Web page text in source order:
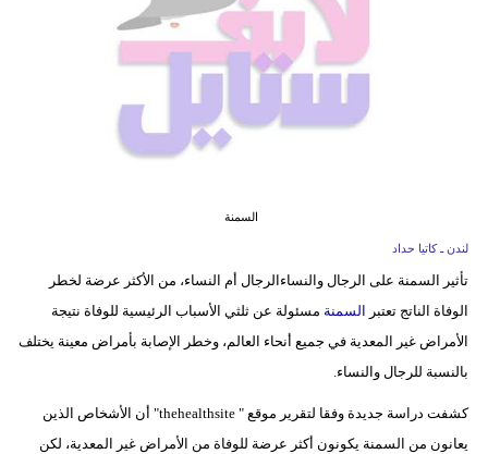
السمنة
لندن ـ كاتيا حداد
تأثير السمنة على الرجال والنساءالرجال أم النساء، من الأكثر عرضة لخطر
الوفاة الناتج تعتبر السمنة مسئولة عن ثلثي الأسباب الرئيسية للوفاة نتيجة
الأمراض غير المعدية في جميع أنحاء العالم، وخطر الإصابة بأمراض معينة يختلف
بالنسبة للرجال والنساء.
كشفت دراسة جديدة وفقا لتقرير موقع " thehealthsite" أن الأشخاص الذين
يعانون من السمنة يكونون أكثر عرضة للوفاة من الأمراض غير المعدية، لكن